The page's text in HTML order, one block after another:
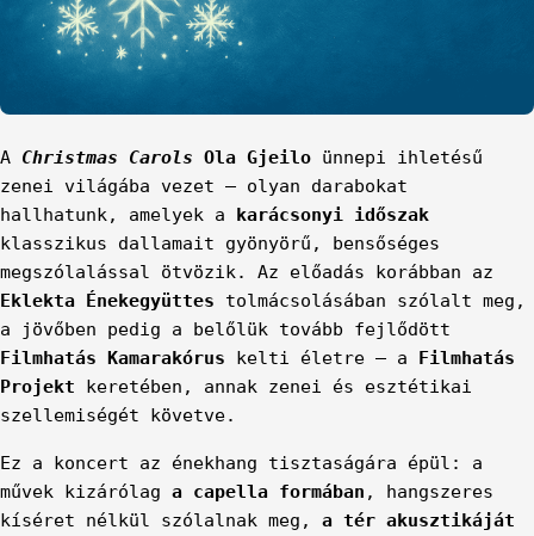
A Christmas Carols Ola Gjeilo ünnepi ihletésű
zenei világába vezet – olyan darabokat
hallhatunk, amelyek a karácsonyi időszak
klasszikus dallamait gyönyörű, bensőséges
megszólalással ötvözik. Az előadás korábban az
Eklekta Énekegyüttes tolmácsolásában szólalt meg,
a jövőben pedig a belőlük tovább fejlődött
Filmhatás Kamarakórus kelti életre – a Filmhatás
Projekt keretében, annak zenei és esztétikai
szellemiségét követve.
Ez a koncert az énekhang tisztaságára épül: a
művek kizárólag a capella formában , hangszeres
kíséret nélkül szólalnak meg, a tér akusztikáját